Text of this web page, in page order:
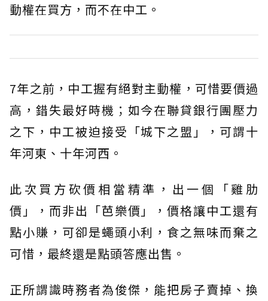
動權在買方，而不在中工。
7年之前，中工握有絕對主動權，可惜要價過
高，錯失最好時機；如今在聯貸銀行團壓力
之下，中工被迫接受「城下之盟」，可謂十
年河東、十年河西。
此次買方砍價相當精準，出一個「雞肋
價」，而非出「芭樂價」，價格讓中工還有
點小賺，可卻是蠅頭小利，食之無味而棄之
可惜，最終還是點頭答應出售。
正所謂識時務者為俊傑，能把房子賣掉、換